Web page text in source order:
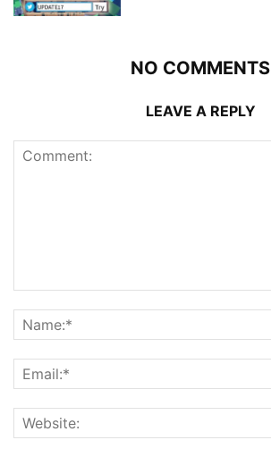
NO COMMENTS
LEAVE A REPLY